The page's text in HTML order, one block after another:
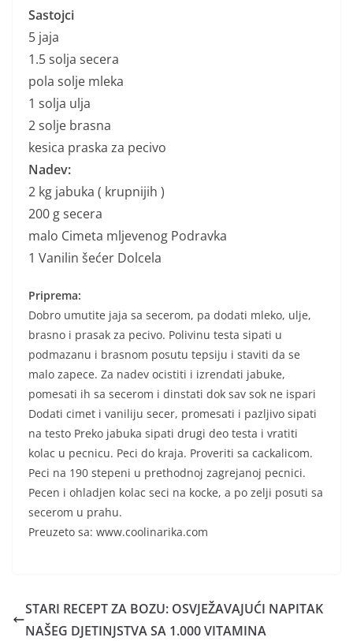
Sastojci
5 jaja
1.5 solja secera
pola solje mleka
1 solja ulja
2 solje brasna
kesica praska za pecivo
Nadev:
2 kg jabuka ( krupnijih )
200 g secera
malo Cimeta mljevenog Podravka
1 Vanilin šećer Dolcela
Priprema:
Dobro umutite jaja sa secerom, pa dodati mleko, ulje,
brasno i prasak za pecivo. Polivinu testa sipati u
podmazanu i brasnom posutu tepsiju i staviti da se
malo zapece. Za nadev ocistiti i izrendati jabuke,
pomesati ih sa secerom i dinstati dok sav sok ne ispari
Dodati cimet i vaniliju secer, promesati i pazljivo sipati
na testo Preko jabuka sipati drugi deo testa i vratiti
kolac u pecnicu. Peci do kraja. Proveriti sa cackalicom.
Peci na 190 stepeni u prethodnoj zagrejanoj pecnici.
Pecen i ohladjen kolac seci na kocke, a po zelji posuti sa
secerom u prahu.
Preuzeto sa: www.coolinarika.com
STARI RECEPT ZA BOZU: OSVJEŽAVAJUĆI NAPITAK
NAŠEG DJETINJSTVA SA 1.000 VITAMINA